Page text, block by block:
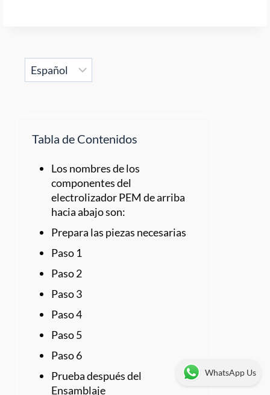
Choose
Tabla de Contenidos
Los nombres de los
componentes del
electrolizador PEM de arriba
hacia abajo son:
Prepara las piezas necesarias
Paso 1
Paso 2
Paso 3
Paso 4
Paso 5
Paso 6
Prueba después del
Ensamblaje
WhatsApp Us